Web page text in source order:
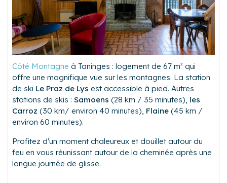
Côté Montagne à Taninges : logement de 67 m² qui
offre une magnifique vue sur les montagnes. La station
de ski Le Praz de Lys est accessible à pied. Autres
stations de skis : Samoens (28 km / 35 minutes), les
Carroz (30 km/ environ 40 minutes), Flaine (45 km /
environ 60 minutes).
Profitez d'un moment chaleureux et douillet autour du
feu en vous réunissant autour de la cheminée après une
longue journée de glisse.